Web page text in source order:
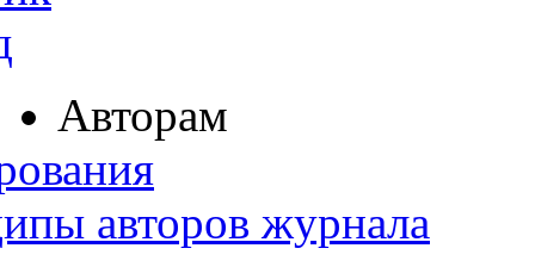
Авторам
авторов журнала